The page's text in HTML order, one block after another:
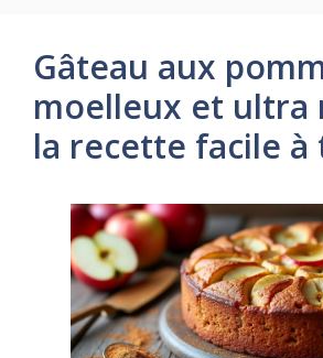
Gâteau aux
moelleux et ultra
la recette facile à